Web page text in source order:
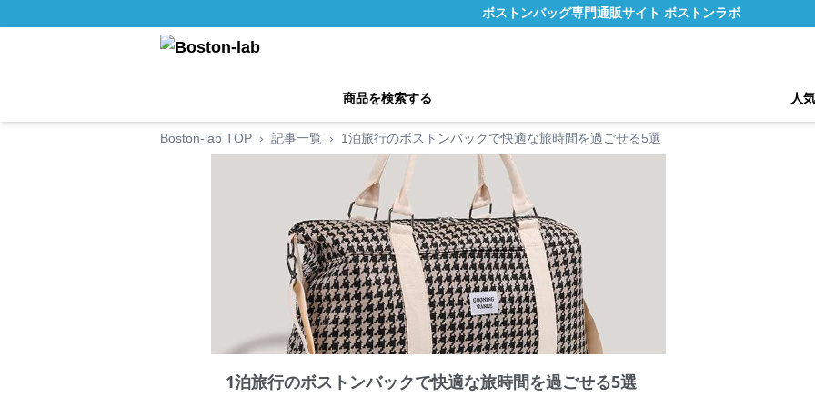
ボストンバッグ専門通販サイト ボストンラボ
商品を検索する 人
Boston-lab TOP › 記事一覧 › 1泊旅行のボストンバックで快適な旅時間を過ごせる5選
1泊旅行のボストンバックで快適な旅時間を過ごせる5選